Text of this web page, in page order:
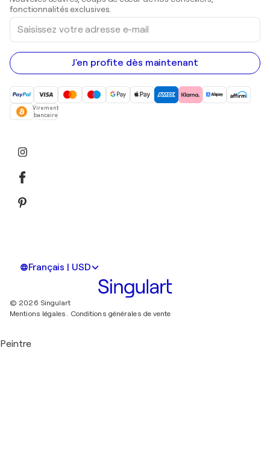
Peintures acryliques
fonctionnalités exclusives.
Saisissez
votre
adresse
e-
mail
J'en profite dès maintenant
Virement
bancaire
Français | USD
© 2026 Singulart
Mentions légales.
Conditions générales de vente
Peintre